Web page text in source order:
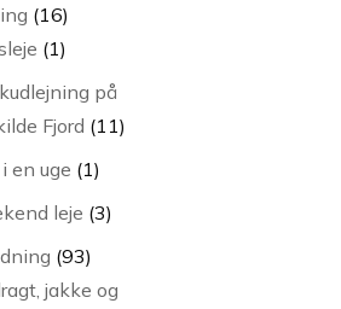
1616
varer
11
vare på
Fjord 1111
en uge 11
vare
leje 33
9393
varer
jakke og